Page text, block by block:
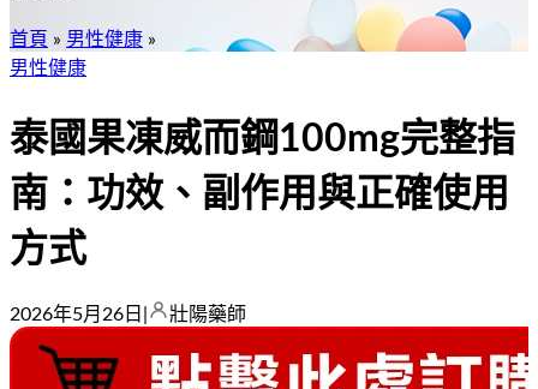
首頁 » 男性健康 »
男性健康
泰國果凍威而鋼100mg完整指
南：功效、副作用與正確使用
方式
2026年5月26日 壯陽藥師